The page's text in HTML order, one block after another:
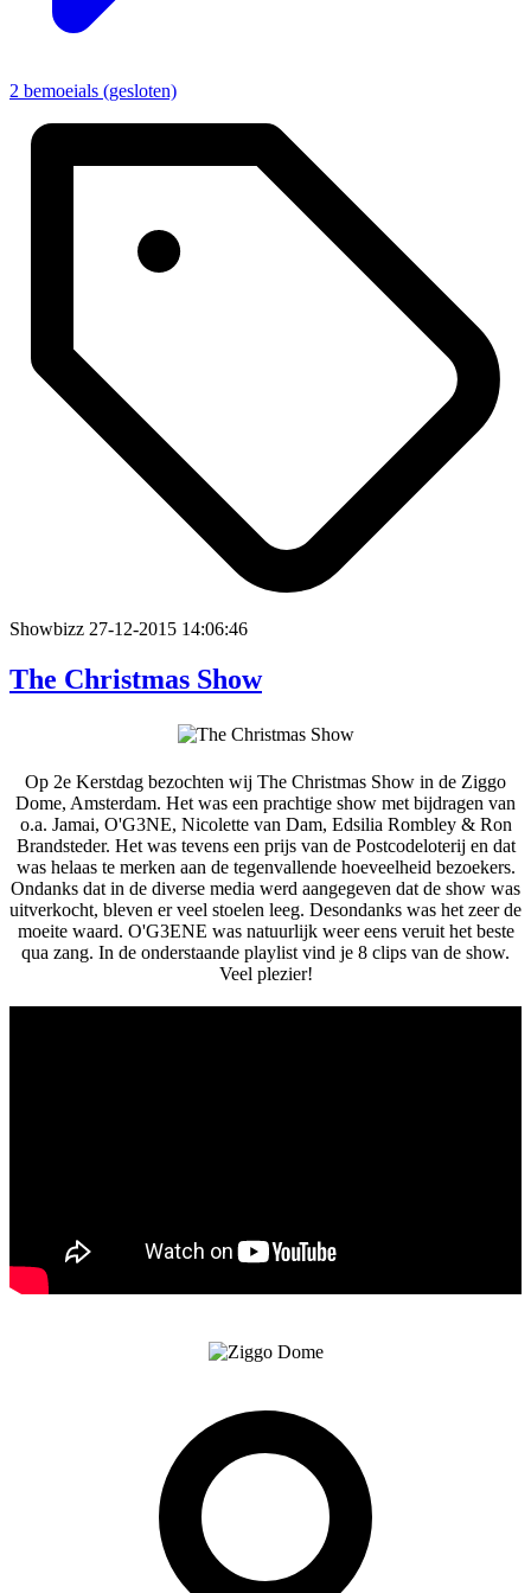
2 bemoeials (gesloten)
Showbizz 27-12-2015 14:06:46
The Christmas Show
Op 2e Kerstdag bezochten wij The Christmas Show in de Ziggo
Dome, Amsterdam. Het was een prachtige show met bijdragen van
o.a. Jamai, O'G3NE, Nicolette van Dam, Edsilia Rombley & Ron
Brandsteder. Het was tevens een prijs van de Postcodeloterij en dat
was helaas te merken aan de tegenvallende hoeveelheid bezoekers.
Ondanks dat in de diverse media werd aangegeven dat de show was
uitverkocht, bleven er veel stoelen leeg. Desondanks was het zeer de
moeite waard. O'G3ENE was natuurlijk weer eens veruit het beste
qua zang. In de onderstaande playlist vind je 8 clips van de show.
Veel plezier!